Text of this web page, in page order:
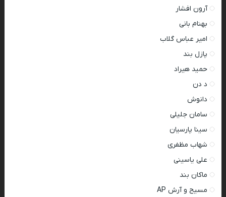
آرون افشار
بهنام بانی
امیر عباس گلاب
پازل بند
حمید هیراد
د دن
دانوش
سامان جلیلی
سینا پارسیان
شهاب مظفری
علی یاسینی
ماکان بند
مسیح و آرش AP